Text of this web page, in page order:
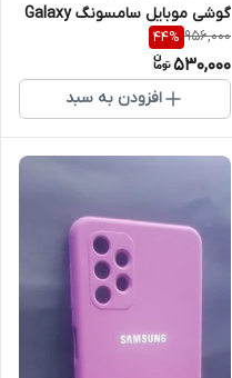
گوشی موبایل سامسونگ Galaxy
A23 4G
956,000
44%
530,000
افزودن به سبد